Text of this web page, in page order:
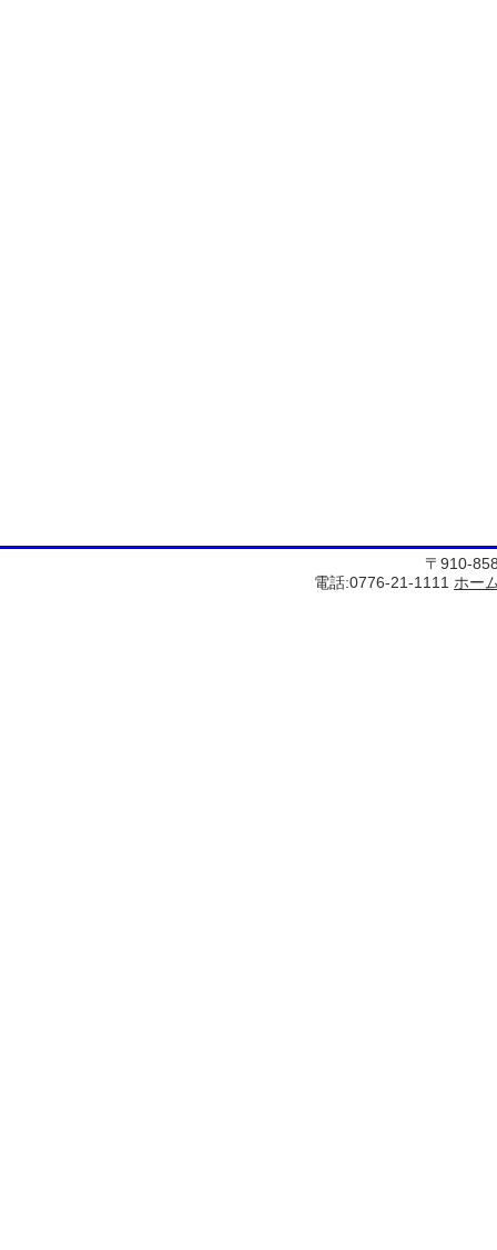
〒910-
電話:0776-21-1111 ホー